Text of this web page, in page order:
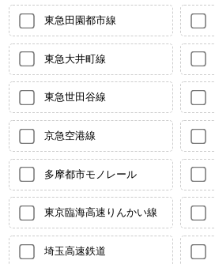
東急田園都市線
東急大井町線
東急世田谷線
京急空港線
多摩都市モノレール
東京臨海高速りんかい線
埼玉高速鉄道